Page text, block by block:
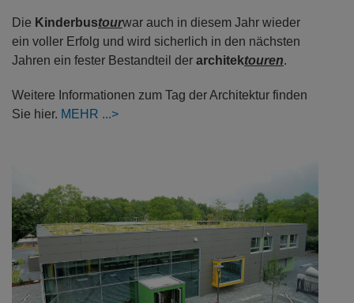
Die Kinderbustourwar auch in diesem Jahr wieder
ein voller Erfolg und wird sicherlich in den nächsten
Jahren ein fester Bestandteil der architektouren.
Weitere Informationen zum Tag der Architektur finden
Sie hier. MEHR